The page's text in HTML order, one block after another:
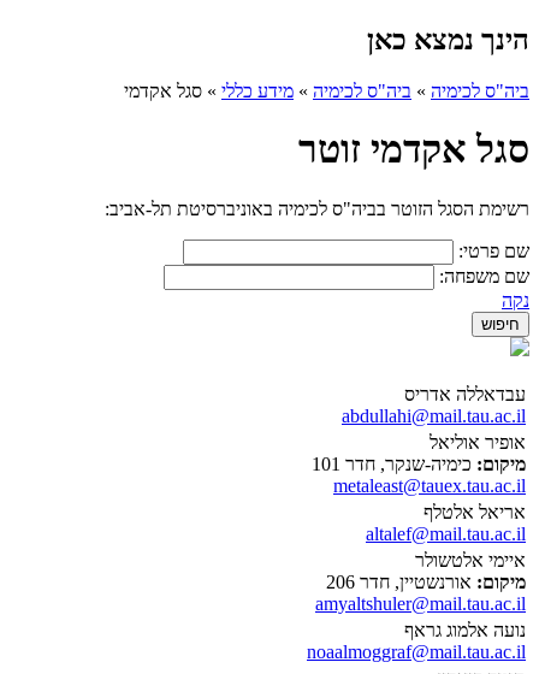
הינך נמצא כאן
ביה"ס לכימיה » ביה"ס לכימיה » מידע כללי » סגל אקדמי
סגל אקדמי זוטר
רשימת הסגל הזוטר בביה"ס לכימיה באוניברסיטת תל-אביב:
שם פרטי:
שם משפחה:
נקה
עבדאללה אדריס
abdullahi@mail.tau.ac.il
אופיר אוליאל
מיקום: כימיה-שנקר, חדר 101
metaleast@tauex.tau.ac.il
אריאל אלטלף
altalef@mail.tau.ac.il
איימי אלטשולר
מיקום: אורנשטיין, חדר 206
amyaltshuler@mail.tau.ac.il
נועה אלמוג גראף
noaalmoggraf@mail.tau.ac.il